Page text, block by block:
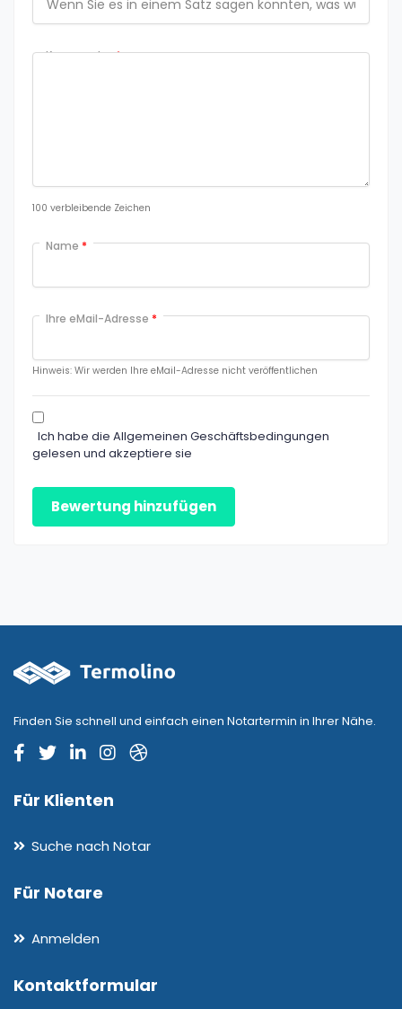
Kommentar*
100 verbleibende Zeichen
Name *
Ihre eMail-Adresse *
Hinweis: Wir werden Ihre eMail-Adresse nicht veröffentlichen
Ich habe die Allgemeinen Geschäftsbedingungen
gelesen und akzeptiere sie
Bewertung hinzufügen
Finden Sie schnell und einfach einen Notartermin in Ihrer Nähe.
Für Klienten
Suche nach Notar
Für Notare
Anmelden
Kontaktformular